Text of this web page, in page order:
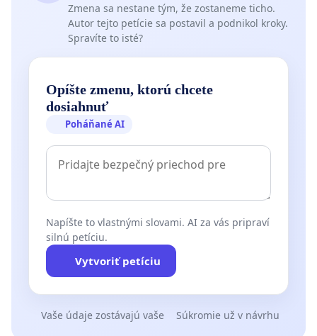
Zmena sa nestane tým, že zostaneme ticho.
Autor tejto petície sa postavil a podnikol kroky.
Spravíte to isté?
Opíšte zmenu, ktorú chcete
dosiahnuť
Poháňané AI
Napíšte to vlastnými slovami. AI za vás pripraví
silnú petíciu.
Vytvoriť petíciu
Vaše údaje zostávajú vaše Súkromie už v návrhu